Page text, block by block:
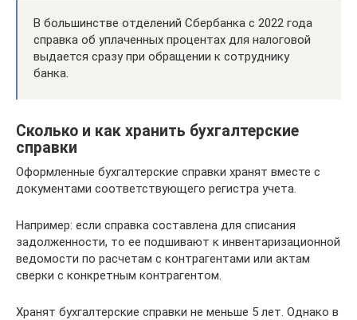
В большинстве отделений Сбербанка с 2022 года
справка об уплаченных процентах для налоговой
выдается сразу при обращении к сотруднику
банка.
Сколько и как хранить бухгалтерские
справки
Оформленные бухгалтерские справки хранят вместе с
документами соответствующего регистра учета.
Например: если справка составлена для списания
задолженности, то ее подшивают к инвентаризационной
ведомости по расчетам с контрагентами или актам
сверки с конкретным контрагентом.
Хранят бухгалтерские справки не меньше 5 лет. Однако в